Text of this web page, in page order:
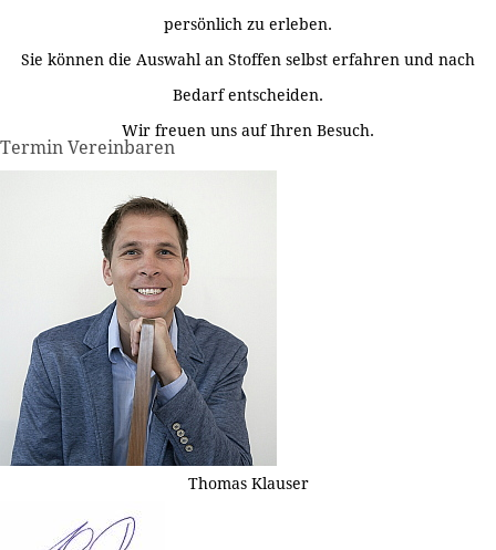
persönlich zu erleben.
Sie können die Auswahl an Stoffen selbst erfahren und nach
Bedarf entscheiden.
Wir freuen uns auf Ihren Besuch.
Termin Vereinbaren
Thomas Klauser